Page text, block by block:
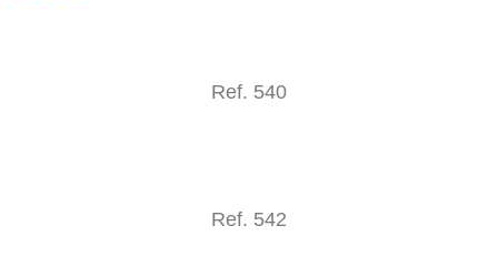
Ref. 540
Ref. 542